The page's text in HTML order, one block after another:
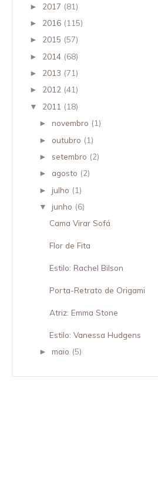
► 2017 (81)
► 2016 (115)
► 2015 (57)
► 2014 (68)
► 2013 (71)
► 2012 (41)
▼ 2011 (18)
►novembro (1)
► outubro (1)
► setembro (2)
► agosto (2)
► julho (1)
▼ junho (6)
Cama Virar Sofá
Flor de Fita
Estilo: Rachel Bilson
Porta-Retrato de Origami
Atriz: Emma Stone
Estilo: Vanessa Hudgens
►maio (5)